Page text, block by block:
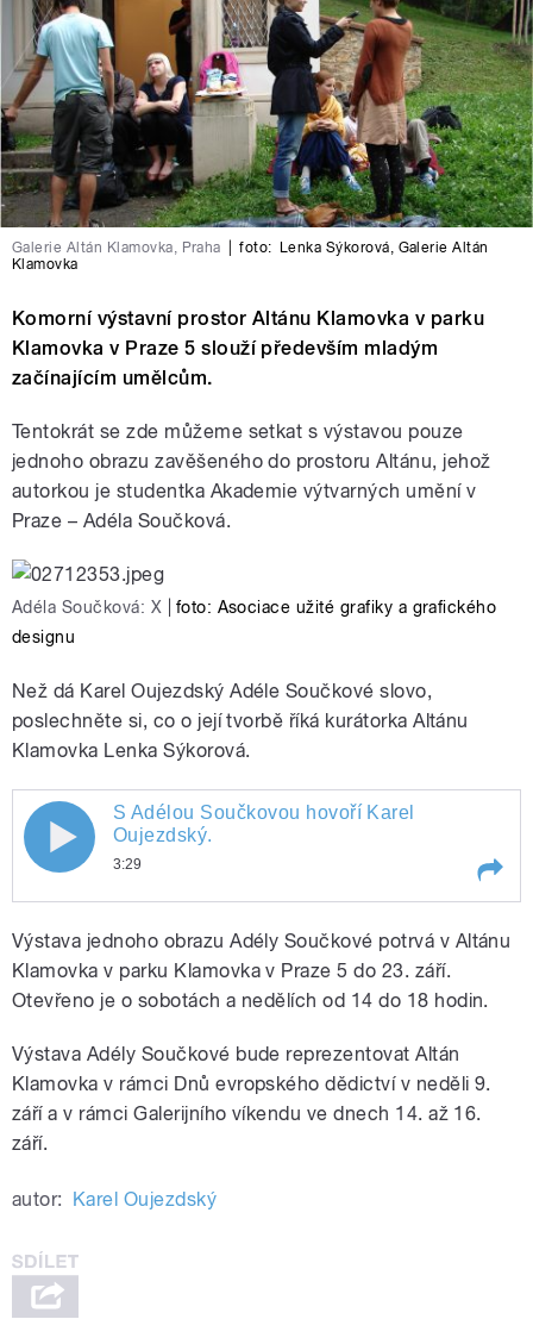
Galerie Altán Klamovka, Praha foto: Lenka Sýkorová Galerie Altán
Klamovka
Komorní výstavní prostor Altánu Klamovka v parku
Klamovka v Praze 5 slouží především mladým
začínajícím umělcům.
Tentokrát se zde můžeme setkat s výstavou pouze
jednoho obrazu zavěšeného do prostoru Altánu, jehož
autorkou je studentka Akademie výtvarných umění v
Praze – Adéla Součková.
Adéla Součková: X
foto: Asociace užité grafiky a grafického
designu
Než dá Karel Oujezdský Adéle Součkové slovo,
poslechněte si, co o její tvorbě říká kurátorka Altánu
Klamovka Lenka Sýkorová.
S Adélou Součkovou hovoří Karel
Oujezdský.
pause
S Adélou Součkovou hovoří Karel
Oujezdský.
3:29
Oujezdský.
Výstava jednoho obrazu Adély Součkové potrvá v Altánu
Klamovka v parku Klamovka v Praze 5 do 23. září.
Otevřeno je o sobotách a nedělích od 14 do 18 hodin.
Výstava Adély Součkové bude reprezentovat Altán
Klamovka v rámci Dnů evropského dědictví v neděli 9.
září a v rámci Galerijního víkendu ve dnech 14. až 16.
září.
autor: Karel Oujezdský